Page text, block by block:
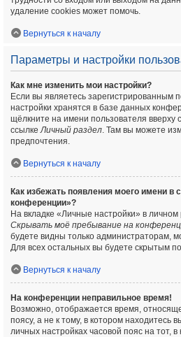
удаление cookies может помочь.
Вернуться к началу
Параметры и настройки
Как мне изменить мои настройки?
Если вы являетесь зарегистрированным
настройки хранятся в базе данных
щёлкните на имени пользователя вверху
ссылкеЛичный раздел. Там вы можете
предпочтения.
Вернуться к началу
Как избежать появления моего имени в
конференции»?
На вкладке «Личные настройки» в
Скрывать моё пребывание на
будете видны только администраторам,
Для всех остальных вы будете скрытым
Вернуться к началу
На конференции неправильное время!
Возможно, отображается время,
поясу, а не к тому, в котором находитесь
личных настройках часовой пояс на тот,